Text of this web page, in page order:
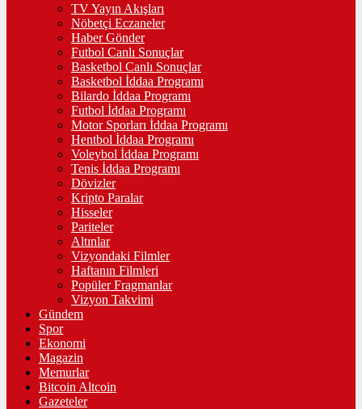
TV Yayın Akışları
Nöbetçi Eczaneler
Haber Gönder
Futbol Canlı Sonuçlar
Basketbol Canlı Sonuçlar
Basketbol İddaa Programı
Bilardo İddaa Programı
Futbol İddaa Programı
Motor Sporları İddaa Programı
Hentbol İddaa Programı
Voleybol İddaa Programı
Tenis İddaa Programı
Dövizler
Kripto Paralar
Hisseler
Pariteler
Altınlar
Vizyondaki Filmler
Haftanın Filmleri
Popüler Fragmanlar
Vizyon Takvimi
Gündem
Spor
Ekonomi
Magazin
Memurlar
Bitcoin Altcoin
Gazeteler